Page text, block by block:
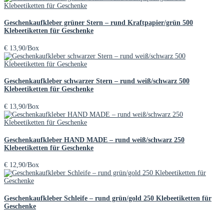
Geschenkaufkleber grüner Stern – rund Kraftpapier/grün 500
Klebeetiketten für Geschenke
€ 13,90/Box
Geschenkaufkleber schwarzer Stern – rund weiß/schwarz 500
Klebeetiketten für Geschenke
€ 13,90/Box
Geschenkaufkleber HAND MADE – rund weiß/schwarz 250
Klebeetiketten für Geschenke
€ 12,90/Box
Geschenkaufkleber Schleife – rund grün/gold 250 Klebeetiketten für
Geschenke